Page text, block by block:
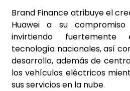
Brand Finance atribuye el
Huawei a su
invirtiendo
tecnología nacionales, así
desarrollo, además de
los vehículos eléctricos
sus servicios en la nube.